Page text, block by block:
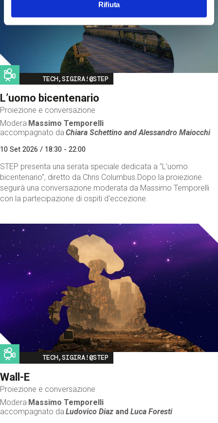
Rifiuta
Image
TECH,SIGIRA!@STEP
L’uomo bicentenario
Proiezione e conversazione
Modera Massimo Temporelli
accompagnato da Chiara Schettino andAlessandro Maiocchi
10 Set 2026 / 18:30 - 22:00
STEP presenta una serata speciale dedicata a "L’uomo
bicentenario", diretto da Chris Columbus.Dopo la proiezione
seguirà una conversazione moderata da Massimo Temporelli
con la partecipazione di ospiti d'eccezione.
Image
TECH,SIGIRA!@STEP
Wall-E
Proiezione e conversazione
Modera Massimo Temporelli
accompagnato da Ludovico Diaz andLuca Foresti